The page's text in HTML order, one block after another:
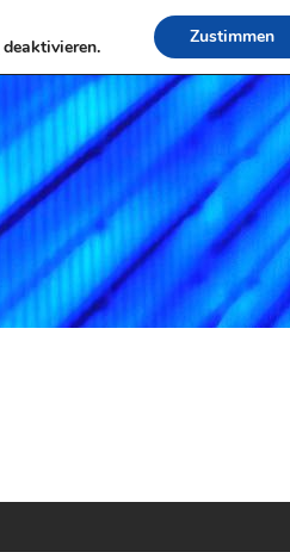
deaktivieren. Zustimmen